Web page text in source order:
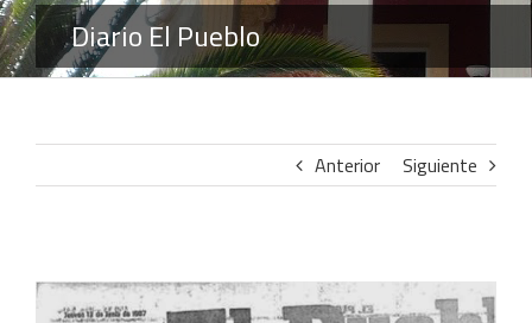
Diario El Pueblo
Anterior Siguiente